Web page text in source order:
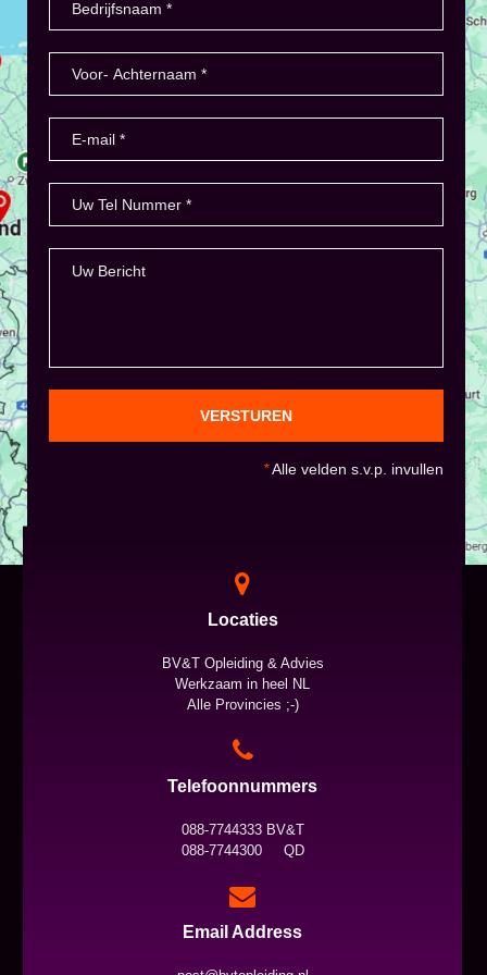
VERSTUREN
*Alle velden s.v.p. invullen
Locaties
BV&T Opleiding & Advies
Werkzaam in heel NL
Alle Provincies ;-)
Telefoonnummers
088-7744333 BV&T
088-7744300 QD
Email Address